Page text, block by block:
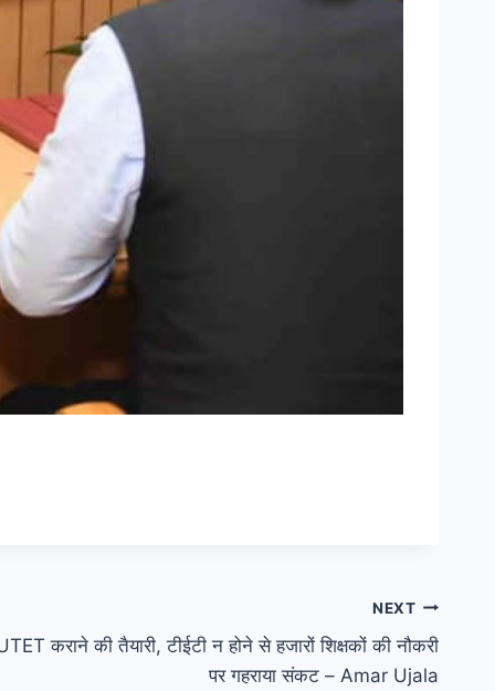
NEXT
कराने की तैयारी, टीईटी न होने से हजारों शिक्षकों की नौकरी
पर गहराया संकट – Amar Ujala